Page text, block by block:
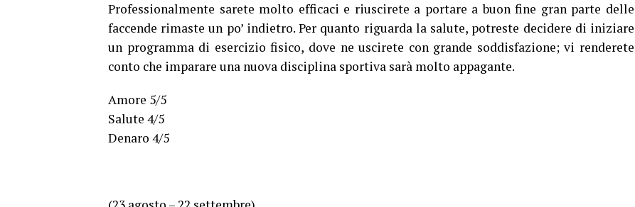
Professionalmente sarete molto efficaci e riuscirete a portare a buon fine gran parte delle
faccende rimaste un po’ indietro. Per quanto riguarda la salute, potreste decidere di iniziare
un programma di esercizio fisico, dove ne uscirete con grande soddisfazione; vi renderete
conto che imparare una nuova disciplina sportiva sarà molto appagante.
Amore 5/5
Salute 4/5
Denaro 4/5